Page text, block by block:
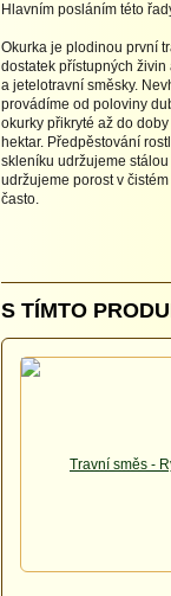
Hlavním posláním této
Okurka je plodinou první
dostatek přístupných
a jetelotravní směsky.
provádíme od poloviny
okurky přikryté až do
hektar. Předpěstování
skleníku udržujeme
udržujeme porost v
často.
S TÍMTO